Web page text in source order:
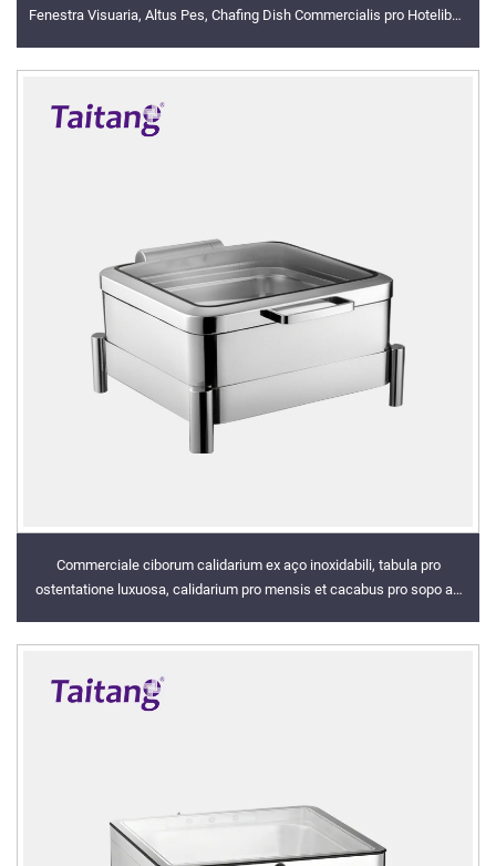
Fenestra Visuaria, Altus Pes, Chafing Dish Commercialis pro Hotelibus
Commerciale ciborum calidarium ex aço inoxidabili, tabula pro
ostentatione luxuosa, calidarium pro mensis et cacabus pro sopo ad